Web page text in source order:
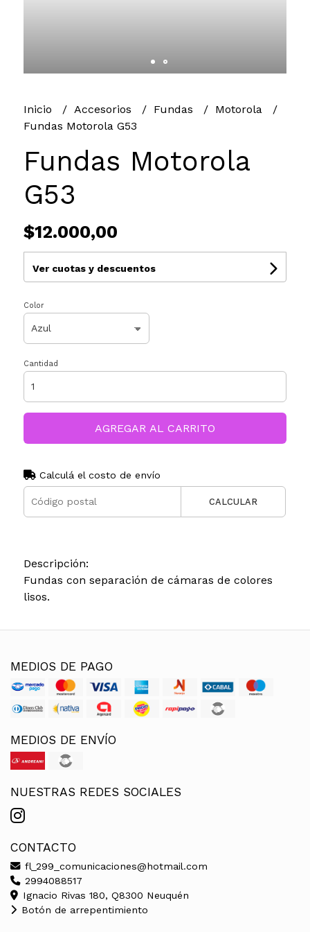
Inicio Accesorios Fundas
Motorola
Fundas Motorola G53
Fundas Motorola
G53
$12.000,00
Ver cuotas y descuentos
Color
Cantidad
AGREGAR AL CARRITO
Calculá el costo de envío
CALCULAR
Descripción:
Fundas con separación de cámaras de colores
lisos.
MEDIOS DE PAGO
MEDIOS DE ENVÍO
NUESTRAS REDES SOCIALES
CONTACTO
fl_299_comunicaciones@hotmail.com
2994088517
Ignacio Rivas 180, Q8300 Neuquén
Botón de arrepentimiento